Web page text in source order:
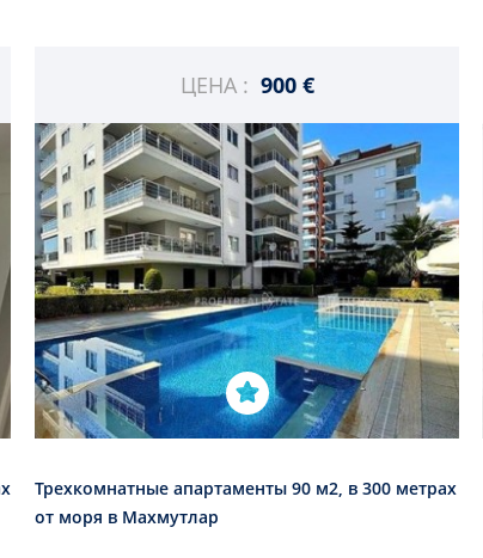
ЦЕНА : 900 €
Трехкомнатные апартаменты 90 м2, в 300 метрах
от моря в Махмутлар